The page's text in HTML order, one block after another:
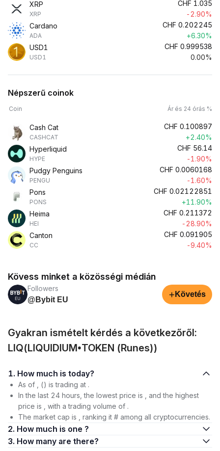
XRP
XRP
CHF 1.035
-2.90%
Cardano
ADA
CHF 0.202245
+6.30%
USD1
USD1
CHF 0.999538
0.00%
Népszerű coinok
Coin Ár és 24 órás %
Cash Cat
CASHCAT
CHF 0.100897
+2.40%
Hyperliquid
HYPE
CHF 56.14
-1.90%
Pudgy Penguins
PENGU
CHF 0.0060168
-1.60%
Pons
PONS
CHF 0.02122851
+11.90%
Heima
HEI
CHF 0.211372
-28.90%
Canton
CC
CHF 0.091905
-9.40%
Kövess minket a közösségi médián
Followers
@Bybit EU
+ Követés
Gyakran ismételt kérdés a következőről:
LIQ(LIQUIDIUM•TOKEN (Runes))
1. How much is today?
As of , () is trading at .
In the last 24 hours, the lowest price is , and the highest
price is , with a trading volume of .
The market cap is , ranking it # among all cryptocurrencies.
2. How much is one ?
3. How many are there?